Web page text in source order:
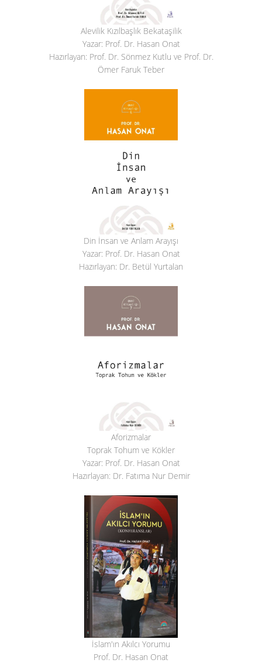
Alevilik Kızılbaşlık Bekataşilik
Yazar: Prof. Dr. Hasan Onat
Hazırlayan: Prof. Dr. Sönmez Kutlu ve Prof. Dr.
Ömer Faruk Teber
Din İnsan ve Anlam Arayışı
Yazar: Prof. Dr. Hasan Onat
Hazırlayan: Dr. Betül Yurtalan
Aforizmalar
Toprak Tohum ve Kökler
Yazar: Prof. Dr. Hasan Onat
Hazırlayan: Dr. Fatıma Nur Demir
İslam'ın Akılcı Yorumu
Prof. Dr. Hasan Onat